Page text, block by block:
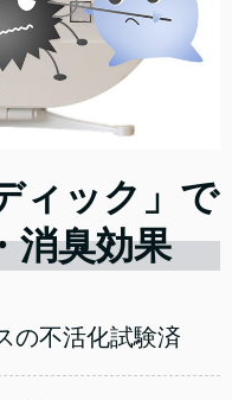
ィック」で
消臭効果
の不活化試験済